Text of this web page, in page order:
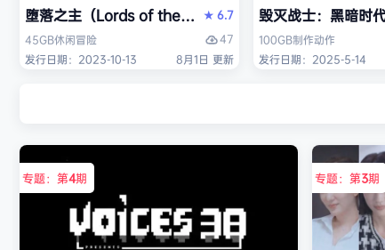
堕落之主（Lords of the Fallen）免安装中文版
★ 6.7
45GB休闲冒险
47
发行日期：2023-10-13
8月1日 更新
毁灭战士：黑暗时
100GB制作动作
发行日期：2025-5-14
专题：第4期 专题：第3期